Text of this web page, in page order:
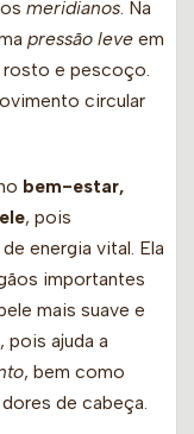
meridianos. Na
pressão leve em
e pescoço.
circular
bem-estar,
, pois
energia vital. Ela
importantes
mais suave e
pois ajuda a
, bem como
de cabeça.